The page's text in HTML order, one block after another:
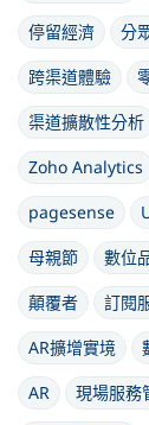
停留經濟
分
跨渠道體驗
渠道擴散性分析
Zoho Analytics
pagesense
母親節
數位
顛覆者
訂閱
AR擴增實境
AR
現場服務